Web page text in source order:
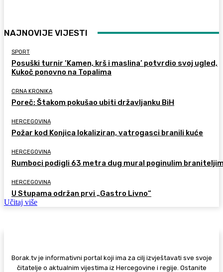
NAJNOVIJE VIJESTI
SPORT
Posuški turnir ‘Kamen, krš i maslina’ potvrdio svoj ugled,
Kukoč ponovno na Topalima
CRNA KRONIKA
Poreč: Štakom pokušao ubiti državljanku BiH
HERCEGOVINA
Požar kod Konjica lokaliziran, vatrogasci branili kuće
HERCEGOVINA
Rumboci podigli 63 metra dug mural poginulim
HERCEGOVINA
U Stupama održan prvi „Gastro Livno“
Učitaj više
Borak.tv je informativni portal koji ima za cilj izvještavati sve svoje
čitatelje o aktualnim vijestima iz Hercegovine i regije. Ostanite